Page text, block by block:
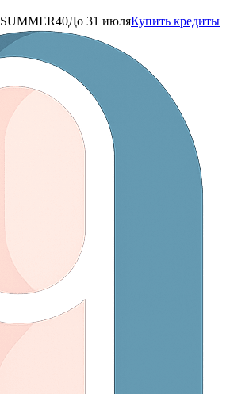
SUMMER40До 31 июляКупить кредиты